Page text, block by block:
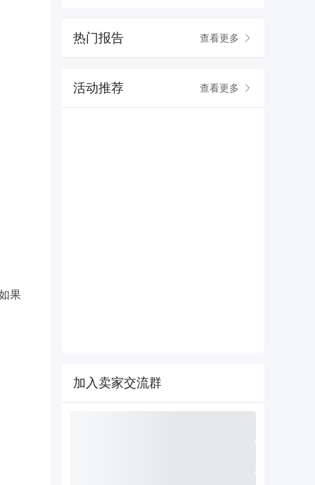
果
热门报告 查看更多
活动推荐 查看更多
加入卖家交流群